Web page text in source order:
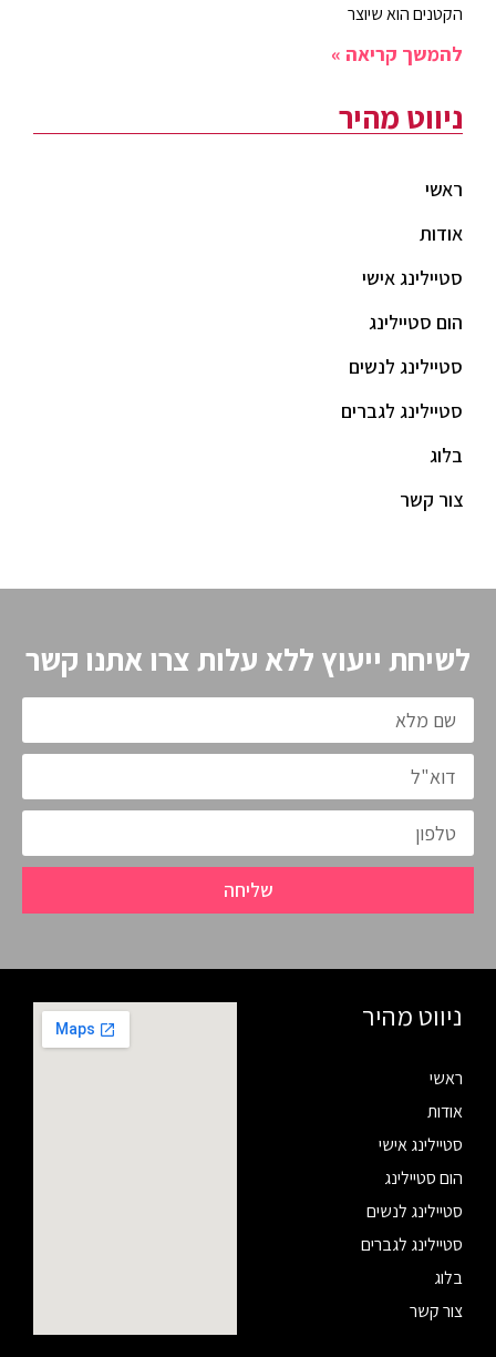
הקטנים הוא שיוצר
להמשך קריאה »
ניווט מהיר
ראשי
אודות
סטיילינג אישי
הום סטיילינג
סטיילינג לנשים
סטיילינג לגברים
בלוג
צור קשר
לשיחת ייעוץ ללא עלות צרו אתנו קשר
שליחה
ניווט מהיר
ראשי
אודות
סטיילינג אישי
הום סטיילינג
סטיילינג לנשים
סטיילינג לגברים
בלוג
צור קשר